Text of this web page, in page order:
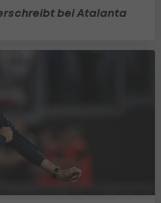
bei Atalanta